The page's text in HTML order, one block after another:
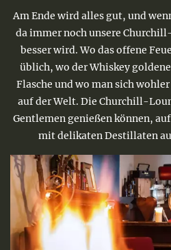
Am Ende wird alles gut, und
da immer noch unsere
besser wird. Wo das offene
üblich, wo der Whiskey
Flasche und wo man sich
auf der Welt. Die Churchill-
Gentlemen genießen können,
mit delikaten Destillaten